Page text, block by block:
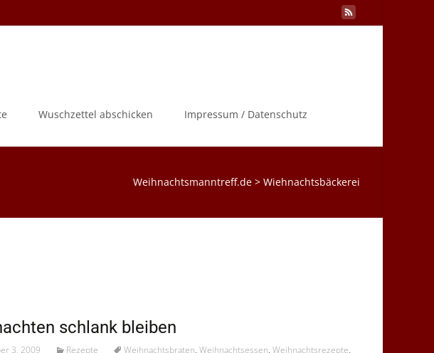
Wuschzettel abschicken Impressum / Datenschutz
Weihnachtsmanntreff.de > Wiehnachtsbäckerei
schlank bleiben
3, 2009 Rezepte Weihnachtsbraten, Weihnachtsessen, Weihnachtsrezepte,